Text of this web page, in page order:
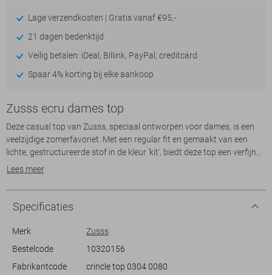
Lage verzendkosten | Gratis vanaf €95,-
21 dagen bedenktijd
Veilig betalen: iDeal, Billink, PayPal, creditcard
Spaar 4% korting bij elke aankoop
Zusss ecru dames top
Deze casual top van Zusss, speciaal ontworpen voor dames, is een
veelzijdige zomerfavoriet. Met een regular fit en gemaakt van een
lichte, gestructureerde stof in de kleur 'kit', biedt deze top een verfijnde
uitstraling. De ronde halslijn en mouwloze stijl maken het ideaal voor
de lichte kleur eenvoudig te combineren is met verschillende outfits.
Deze Zusss top is ideaal voor diverse gelegenheden, van een
ontspannen dagje in het park tot een casual diner met vrienden.
lichaamstypes, en de verfijnde afwerking bij de hals maakt het zowel
casual als elegant. Combineer deze top met een lichte jeans of een
Lees meer
Specificaties
Merk
Zusss
Bestelcode
10320156
Fabrikantcode
crincle top 0304 0080